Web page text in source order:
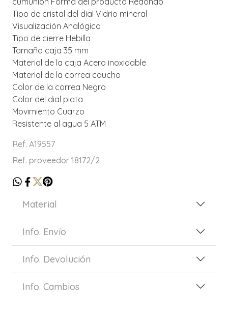
Tipo de cristal del dial Vidrio mineral
Visualización Analógico
Tipo de cierre Hebilla
Tamaño caja 35 mm
Material de la caja Acero inoxidable
Material de la correa caucho
Color de la correa Negro
Color del dial plata
Movimiento Cuarzo
Resistente al agua 5 ATM
Ref. A19557
Ref. proveedor 18172/2
Material
Info. Envío
Info. Devolución
Info. Cambios